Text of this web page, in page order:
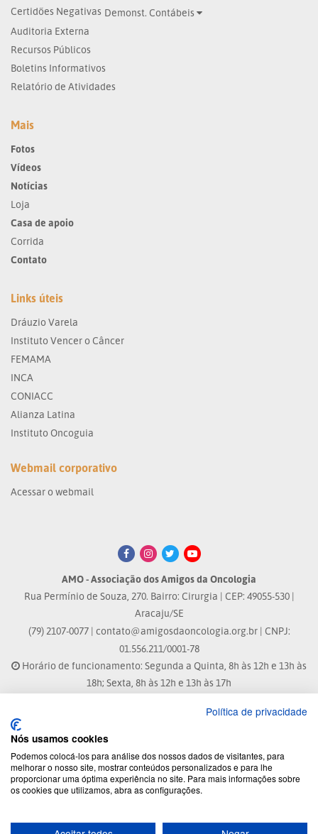
Certidões Negativas Demonst. Contábeis
Auditoria Externa
Recursos Públicos
Boletins Informativos
Relatório de Atividades
Mais
Fotos
Vídeos
Notícias
Loja
Casa de apoio
Corrida
Contato
Links úteis
Dráuzio Varela
Instituto Vencer o Câncer
FEMAMA
INCA
CONIACC
Alianza Latina
Instituto Oncoguia
Webmail corporativo
Acessar o webmail
AMO - Associação dos Amigos da Oncologia
Rua Permínio de Souza, 270. Bairro: Cirurgia | CEP: 49055-530 |
Aracaju/SE
(79) 2107-0077 | contato@amigosdaoncologia.org.br| CNPJ:
01.556.211/0001-78
Horário de funcionamento: Segunda a Quinta, 8h às 12h e 13h às
18h; Sexta, 8h às 12h e 13h às 17h
Site atualizado em: 04/08/2026 às 10:33h
® Marca Registrada
© 2026 - Todos os direitos reservados.
Política de privacidade
Nós usamos cookies
Podemos colocá-los para análise dos nossos dados de visitantes, para
melhorar o nosso site, mostrar conteúdos personalizados e para lhe
proporcionar uma óptima experiência no site. Para mais informações sobre
os cookies que utilizamos, abra as configurações.